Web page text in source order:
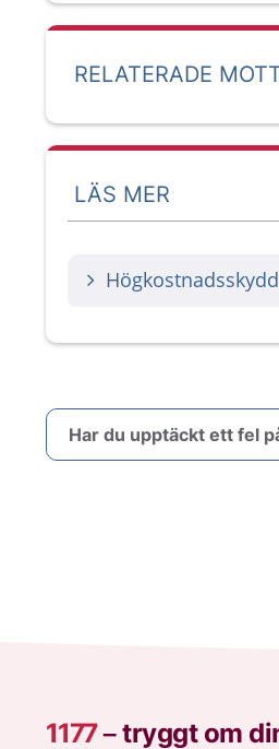
RELATERADE
LÄS MER
Har du upptäckt ett fel
1177–tryggt om